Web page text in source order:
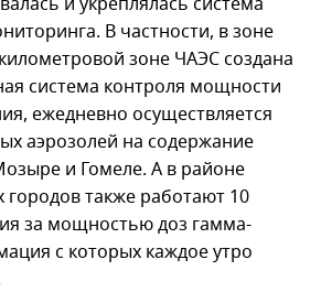
В частности, в зоне
зоне ЧАЭС создана
система контроля мощности
ежедневно осуществляется
аэрозолей на содержание
и Гомеле. А в районе
городов также работают 10
за мощностью доз гамма-
с которых каждое утро